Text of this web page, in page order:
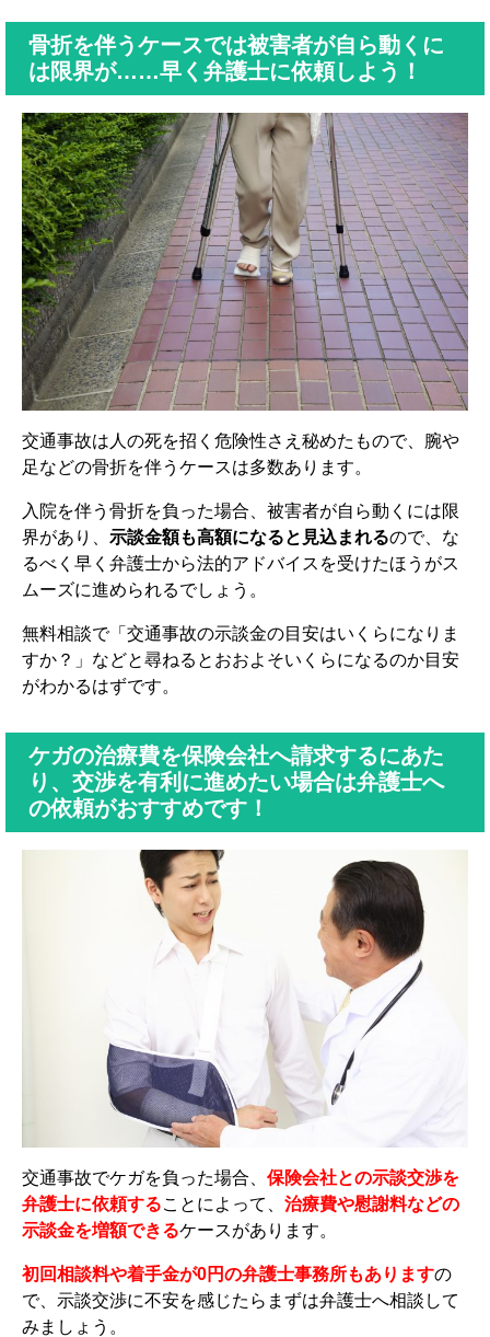
骨折を伴うケースでは被害者が自ら動くに
は限界が……早く弁護士に依頼しよう！
交通事故は人の死を招く危険性さえ秘めたもので、腕や
足などの骨折を伴うケースは多数あります。
入院を伴う骨折を負った場合、被害者が自ら動くには限
界があり、 示談金額も高額になると見込まれるので、な
るべく早く弁護士から法的アドバイスを受けたほうがス
ムーズに進められるでしょう。
無料相談で「交通事故の示談金の目安はいくらになりま
すか？」などと尋ねるとおおよそいくらになるのか目安
がわかるはずです。
ケガの治療費を保険会社へ請求するにあた
り、交渉を有利に進めたい場合は弁護士へ
の依頼がおすすめです！
交通事故でケガを負った場合、 保険会社との示談交渉を
弁護士に依頼することによって、 治療費や慰謝料などの
示談金を増額できるケースがあります。
初回相談料や着手金が0円の弁護士事務所もありますの
で、示談交渉に不安を感じたらまずは弁護士へ相談して
みましょう。